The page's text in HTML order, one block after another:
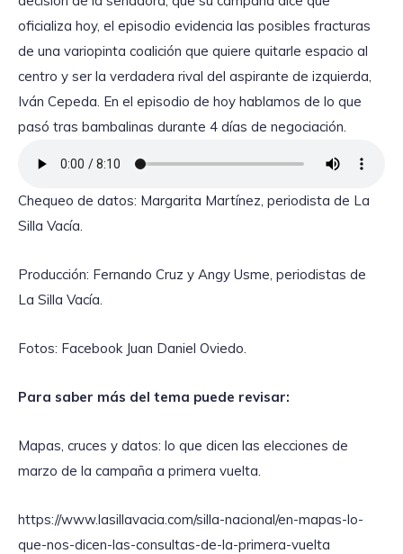
oficializa hoy, el episodio evidencia las posibles fracturas
de una variopinta coalición que quiere quitarle espacio al
centro y ser la verdadera rival del aspirante de izquierda,
Iván Cepeda. En el episodio de hoy hablamos de lo que
pasó tras bambalinas durante 4 días de negociación.
Chequeo de datos: Margarita Martínez, periodista de La
Silla Vacía.
Producción: Fernando Cruz y Angy Usme, periodistas de
La Silla Vacía.
Fotos: Facebook Juan Daniel Oviedo.
Para saber más del tema puede revisar:
Mapas, cruces y datos: lo que dicen las elecciones de
marzo de la campaña a primera vuelta.
https://www.lasillavacia.com/silla-nacional/en-mapas-lo-
que-nos-dicen-las-consultas-de-la-primera-vuelta